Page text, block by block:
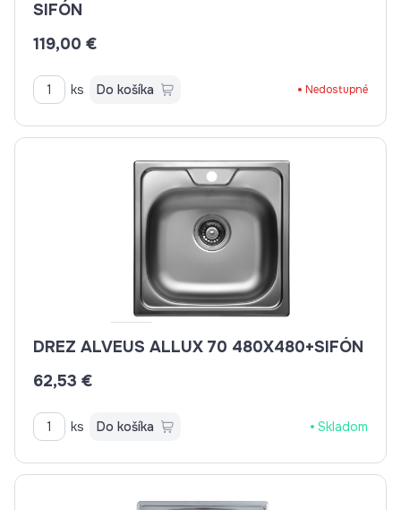
SIFÓN
119,00 €
ks Do košíka Nedostupné
DREZ ALVEUS ALLUX 70 480X480+SIFÓN
62,53 €
ks Do košíka Skladom